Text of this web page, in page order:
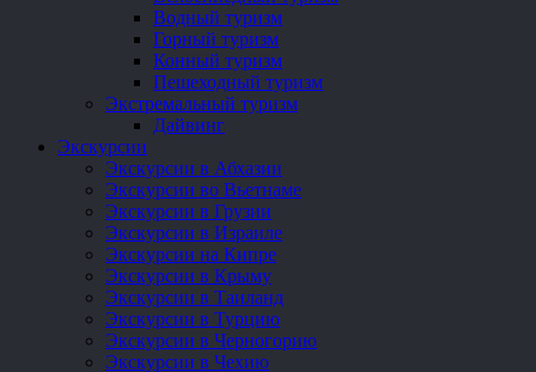
Водный туризм
Горный туризм
Конный туризм
Пешеходный туризм
Экстремальный туризм
Дайвинг
Экскурсии
Экскурсии в Абхазии
Экскурсии во Вьетнаме
Экскурсии в Грузии
Экскурсии в Израиле
Экскурсии на Кипре
Экскурсии в Крыму
Экскурсии в Таиланд
Экскурсии в Турцию
Экскурсии в Черногорию
Экскурсии в Чехию